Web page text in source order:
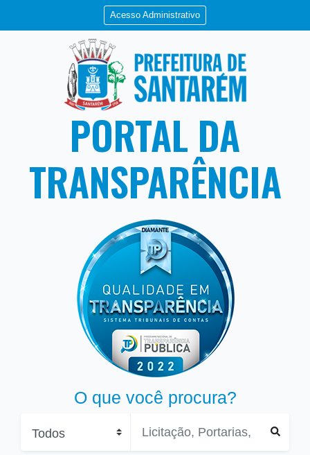
Acesso Administrativo
PORTAL DA
TRANSPARÊNCIA
O que você procura?